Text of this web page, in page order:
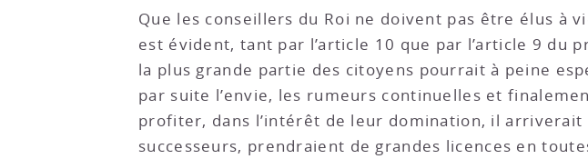
Que les conseillers du Roi ne doivent pas être élus à
est évident, tant par l’article 10 que par l’article 9
la plus grande partie des citoyens pourrait à peine
par suite l’envie, les rumeurs continuelles et
profiter, dans l’intérêt de leur domination, il
successeurs, prendraient de grandes licences en